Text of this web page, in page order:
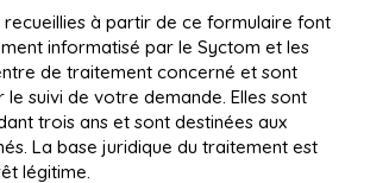
à partir de ce formulaire font
informatisé par le Syctom et les
de traitement concerné et sont
le suivi de votre demande. Elles sont
trois ans et sont destinées aux
La base juridique du traitement est
légitime.